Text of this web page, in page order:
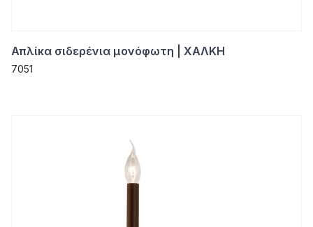
Απλίκα σιδερένια μονόφωτη | ΧΑΛΚΗ
7051